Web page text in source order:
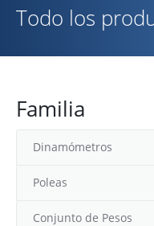
Nosotros
Novedades
Tienda Online
Catálogos
Distribuidores
Todo los
Familia
Dinamómetros
Poleas
Conjunto de Pesos